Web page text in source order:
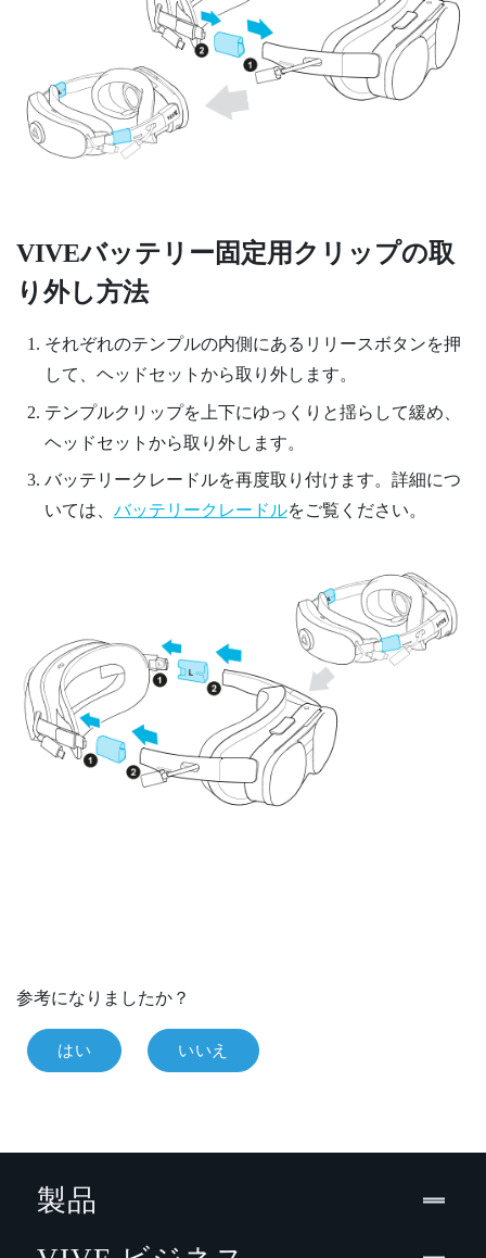
VIVEバッテリー固定用クリップの取
り外し方法
それぞれのテンプルの内側にあるリリースボタンを押
して、ヘッドセットから取り外します。
テンプルクリップを上下にゆっくりと揺らして緩め、
ヘッドセットから取り外します。
バッテリークレードルを再度取り付けます。詳細につ
いては、 バッテリークレードルをご覧ください。
参考になりましたか？
はい いいえ
製品